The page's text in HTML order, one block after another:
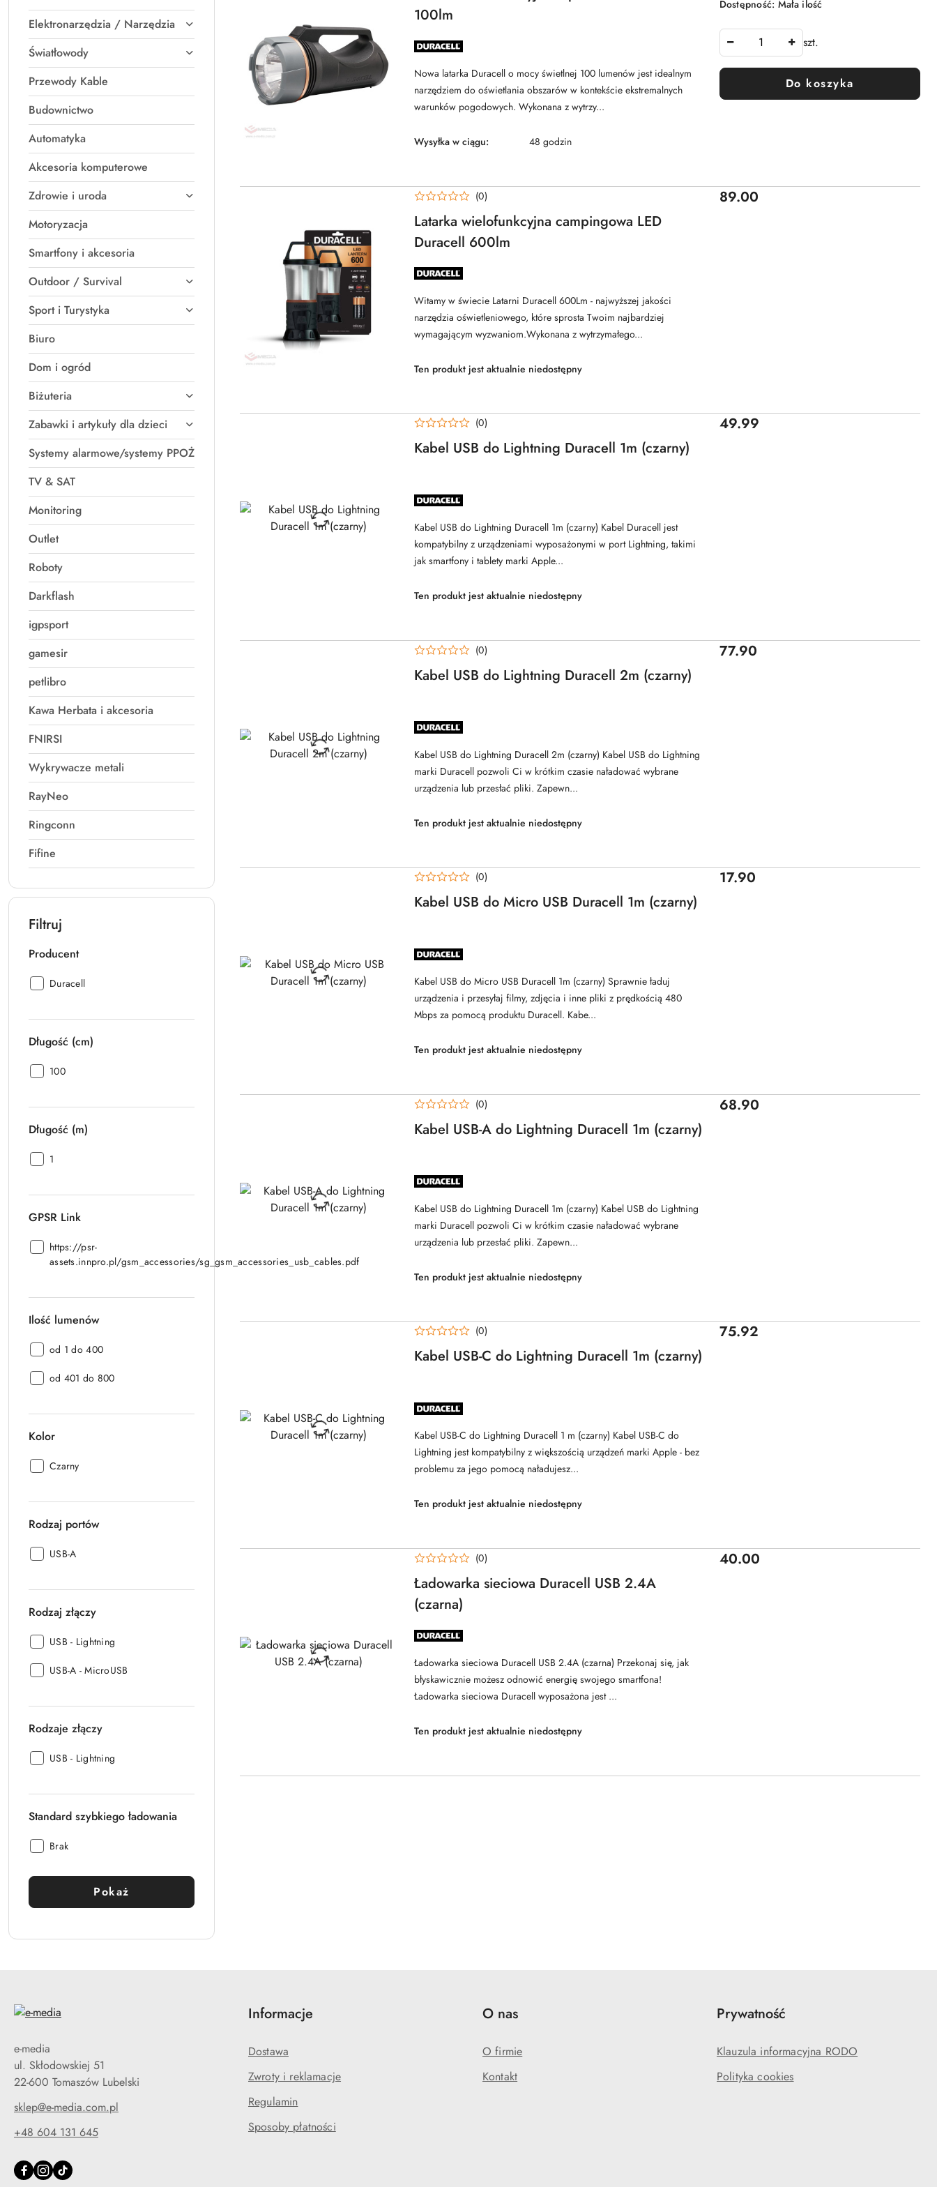
Elektronarzędzia / Narzędzia
Światłowody
Przewody Kable
Budownictwo
Automatyka
Akcesoria komputerowe
Zdrowie i uroda
Motoryzacja
Smartfony i akcesoria
Outdoor / Survival
Sport i Turystyka
Biuro
Dom i ogród
Biżuteria
Zabawki i artykuły dla dzieci
Systemy alarmowe/systemy PPOŻ
TV & SAT
Monitoring
Outlet
Roboty
Darkflash
igpsport
gamesir
petlibro
Kawa Herbata i akcesoria
FNIRSI
Wykrywacze metali
RayNeo
Ringconn
Fifine
Filtruj
Producent
Producent:
Duracell
Długość (cm)
Długość
100
Długość (m)
Długość
1
GPSR Link
GPSR
Link:
https://psr-
assets.innpro.pl/gsm_accessories/sg_gsm_accessories_usb_cables.pdf
Ilość lumenów
Ilość
od 1 do 400
Ilość
od 401 do 800
Kolor
Kolor:
Czarny
Rodzaj portów
Rodzaj
USB-A
Rodzaj złączy
Rodzaj
USB - Lightning
Rodzaj
USB-A - MicroUSB
Rodzaje złączy
Rodzaje
USB - Lightning
Standard szybkiego ładowania
Standard
ładowania:
Brak
Pokaż
100lm
NAZWA
PRODUCENTA:
Nowa latarka Duracell o mocy świetlnej 100 lumenów jest idealnym
narzędziem do oświetlania obszarów w kontekście ekstremalnych
warunków pogodowych. Wykonana z wytrzy...
Wysyłka w ciągu: 48 godzin
Dostępność: Mała ilość
szt.
Do koszyka
Latarka wielofunkcyjna campingowa LED
Duracell 600lm
(0)
NAZWA
PRODUCENTA:
Witamy w świecie Latarni Duracell 600Lm - najwyższej jakości
narzędzia oświetleniowego, które sprosta Twoim najbardziej
wymagającym wyzwaniom.Wykonana z wytrzymałego...
Ten produkt jest aktualnie niedostępny
Cena:
89.00
Kabel USB do Lightning Duracell 1m (czarny)
(0)
NAZWA
PRODUCENTA:
Kabel USB do Lightning Duracell 1m (czarny) Kabel Duracell jest
kompatybilny z urządzeniami wyposażonymi w port Lightning, takimi
jak smartfony i tablety marki Apple...
Ten produkt jest aktualnie niedostępny
Cena:
49.99
Kabel USB do Lightning Duracell 2m (czarny)
(0)
NAZWA
PRODUCENTA:
Kabel USB do Lightning Duracell 2m (czarny) Kabel USB do Lightning
marki Duracell pozwoli Ci w krótkim czasie naładować wybrane
urządzenia lub przesłać pliki. Zapewn...
Ten produkt jest aktualnie niedostępny
Cena:
77.90
Kabel USB do Micro USB Duracell 1m (czarny)
(0)
NAZWA
PRODUCENTA:
Kabel USB do Micro USB Duracell 1m (czarny) Sprawnie ładuj
urządzenia i przesyłaj filmy, zdjęcia i inne pliki z prędkością 480
Mbps za pomocą produktu Duracell. Kabe...
Ten produkt jest aktualnie niedostępny
Cena:
17.90
Kabel USB-A do Lightning Duracell 1m (czarny)
(0)
NAZWA
PRODUCENTA:
Kabel USB do Lightning Duracell 1m (czarny) Kabel USB do Lightning
marki Duracell pozwoli Ci w krótkim czasie naładować wybrane
urządzenia lub przesłać pliki. Zapewn...
Ten produkt jest aktualnie niedostępny
Cena:
68.90
Kabel USB-C do Lightning Duracell 1m (czarny)
(0)
NAZWA
PRODUCENTA:
Kabel USB-C do Lightning Duracell 1 m (czarny) Kabel USB-C do
Lightning jest kompatybilny z większością urządzeń marki Apple - bez
problemu za jego pomocą naładujesz...
Ten produkt jest aktualnie niedostępny
Cena:
75.92
Ładowarka sieciowa Duracell USB 2.4A
(czarna)
(0)
NAZWA
PRODUCENTA:
Ładowarka sieciowa Duracell USB 2.4A (czarna) Przekonaj się, jak
błyskawicznie możesz odnowić energię swojego smartfona!
Ładowarka sieciowa Duracell wyposażona jest ...
Ten produkt jest aktualnie niedostępny
Cena:
40.00
e-media
ul. Skłodowskiej 51
22-600 Tomaszów Lubelski
sklep@e-media.com.pl
+48 604 131 645
Informacje
Dostawa
Zwroty i reklamacje
Regulamin
Sposoby płatności
O nas
O firmie
Kontakt
Prywatność
Klauzula informacyjna RODO
Polityka cookies